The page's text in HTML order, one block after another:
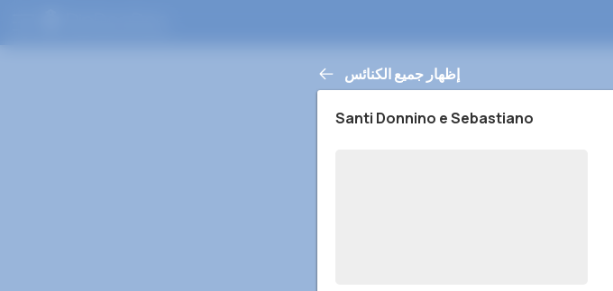
إظهار جميع الكنائس
Santi Donnino e Sebastiano